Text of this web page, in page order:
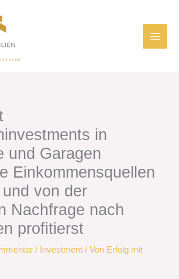
in
und Garagen
Einkommensquellen
von der
Nachfrage nach
profitierst
/ Investment / Von Erfolg mit